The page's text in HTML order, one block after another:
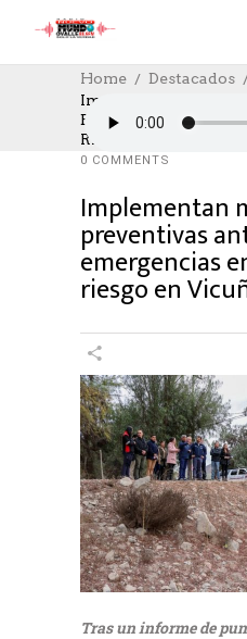
Home
Destacados
Implementan
Eventuales
Riesgo En Vicuña
DESTACADOS SOCIAL,
AUTHOR: HECTOR
0 COMMENTS
Implementan
preventivas
emergencias
riesgo en
Tras un informe de